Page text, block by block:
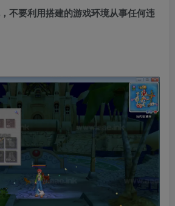
不要利用搭建的游戏环境从事任何违